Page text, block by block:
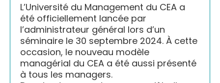
L’Université du Management du CEA a
été officiellement lancée par
l’administrateur général lors d’un
séminaire le 30 septembre 2024. À cette
occasion, le nouveau modèle
managérial du CEA a été aussi présenté
à tous les managers.